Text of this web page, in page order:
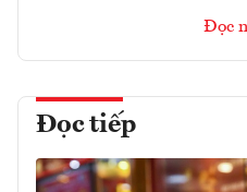
Đọc
Đọc tiếp